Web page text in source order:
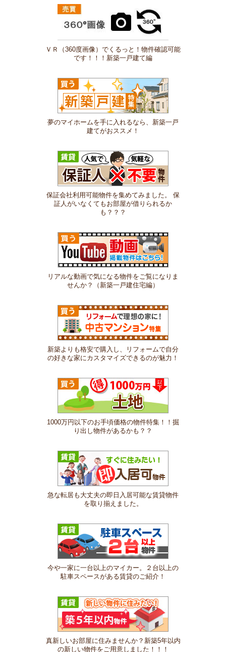
ＶＲ（360度画像）でくるっと！物件確認可能
です！！！新築一戸建て編
夢のマイホームを手に入れるなら、新築一戸
建てがおススメ！
保証会社利用可能物件を集めてみました。 保
証人がいなくてもお部屋が借りられるか
も？？？
リアルな動画で気になる物件をご覧になりま
せんか？（新築一戸建住宅編）
新築よりも格安で購入し、リフォームで自分
の好きな家にカスタマイズできるのが魅力！
1000万円以下のお手頃価格の物件特集！！掘
り出し物件があるかも？？
急な転居も大丈夫の即日入居可能な賃貸物件
を取り揃えました。
今や一家に一台以上のマイカー。２台以上の
駐車スペースがある賃貸のご紹介！
真新しいお部屋に住みませんか？新築5年以内
の新しい物件をご用意しました！！！